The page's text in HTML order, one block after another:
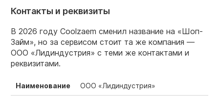
Контакты и реквизиты
В 2026 году Coolzaem сменил название на «Шоп-
Займ», но за сервисом стоит та же компания —
ООО «Лидиндустрия» с теми же контактами и
реквизитами.
Наименование ООО «Лидиндустрия»